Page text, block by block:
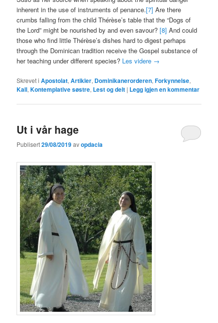
inherent in the use of instruments of penance.[7] Are there
crumbs falling from the child Thérèse’s table that the “Dogs of
the Lord” might be nourished by and even savour?[8] And could
those who find little Thérèse’s dishes hard to digest perhaps
through the Dominican tradition receive the Gospel substance of
her teaching under different species? Les videre →
Skrevet i Apostolat,Artikler, Dominikanerorderen,Forkynnelse,
Kall,Kontemplative søstre, Lest og delt | Legg igjen en kommentar
Ut i vår hage
Publisert29/08/2019avopdacia